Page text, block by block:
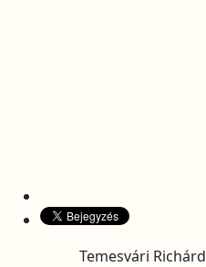
Temesvári Richárd